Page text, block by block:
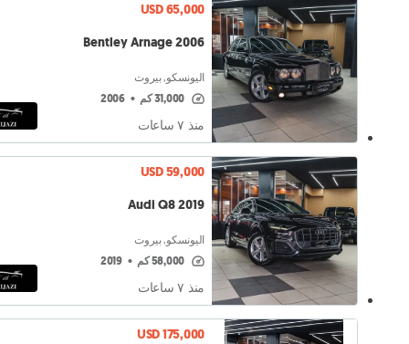
USD 65,000
Bentley Arnage 2006
اليونسكو, بيروت
31,000 كم •
2006
منذ ٧ ساعات
USD 59,000
Audi Q8 2019
اليونسكو, بيروت
58,000 كم •
2019
منذ ٧ ساعات
USD 175,000